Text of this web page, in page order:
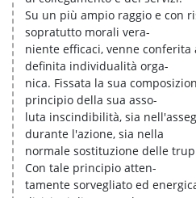
Su un più ampio raggio e con
sopratutto morali vera-
niente efficaci, venne
definita individualità orga-
nica. Fissata la sua
principio della sua asso-
luta inscindibilità, sia
durante l'azione, sia nella
normale sostituzione delle
Con tale principio atten-
tamente sorvegliato ed